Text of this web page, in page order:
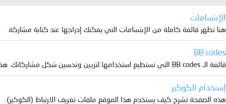
الإبتسامات
هنا تظهر قائمة كاملة من الإبتسامات التي يمكنك إدراجها عند كتابة مشاركة.
BB codes
قائمة الـ BB codes التي تستطيع استخدامها لتزيين وتحسين شكل مشاركاتك. هذه الصفحة تحتوي على قائمة بجميع الـ BB codes المتوفرة.
إستخدام الكوكيز
هذه الصفحة تشرح كيف يستخدم هذا الموقع ملفات تعريف الارتباط (الكوكيز).